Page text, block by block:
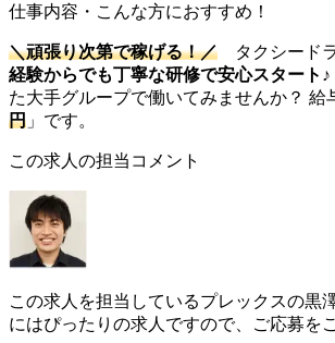
仕事内容・こんな方におすすめ！
＼頑張り次第で稼げる！／ タクシード
経験からでも丁寧な研修で安心スタート♪
た大手グループで働いてみませんか？ 給
円 」です。
この求人の担当コメント
この求人を担当しているプレックスの黒
にはぴったりの求人ですので、ご応募を